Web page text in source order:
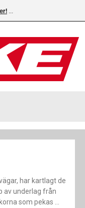
har kartlagt de
av underlag från
som pekas